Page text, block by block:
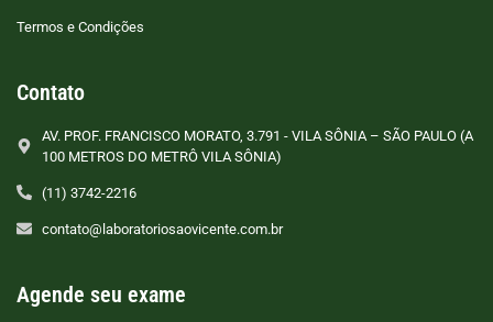
Termos e Condições
Contato
AV. PROF. FRANCISCO MORATO, 3.791 - VILA SÔNIA – SÃO PAULO (A
100 METROS DO METRÔ VILA SÔNIA)
(11) 3742-2216
contato@laboratoriosaovicente.com.br
Agende seu exame